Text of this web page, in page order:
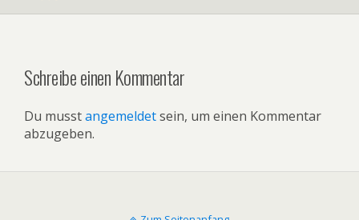
Schreibe einen Kommentar
Du musstangemeldetsein, um einen Kommentar
abzugeben.